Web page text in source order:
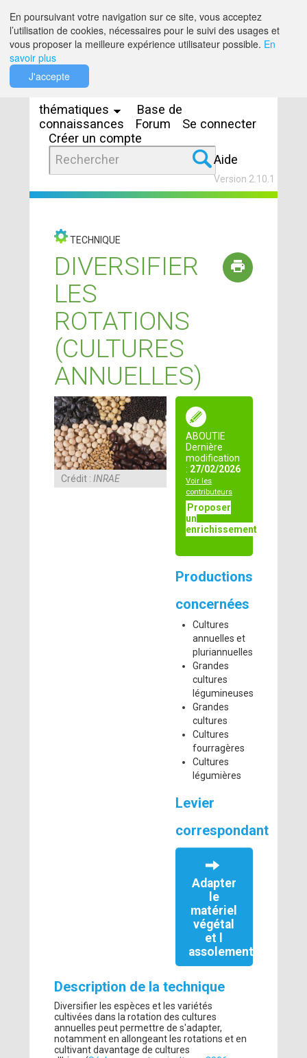
thématiques
Base de
connaissances
Forum
Se connecter
Créer un compte
Aide
Version 2.10.1
TECHNIQUE
DIVERSIFIER
LES
ROTATIONS
(CULTURES
ANNUELLES)
ABOUTIE
Dernière
modification
: 27/02/2026
Voir les
contributeurs
Proposer
un
enrichissement
Productions
concernées
Cultures
annuelles et
pluriannuelles
Grandes
cultures
légumineuses
Grandes
cultures
Cultures
fourragères
Cultures
légumières
Levier
correspondant
Adapter
le
matériel
végétal
et l
assolement
Crédit :INRAE
Description de la technique
Diversifier les espèces et les variétés
cultivées dans la rotation des cultures
annuelles peut permettre de s'adapter,
notamment en allongeant les rotations et en
cultivant davantage de cultures
En poursuivant votre navigation sur ce site, vous acceptez
l’utilisation de cookies, nécessaires pour le suivi des usages et
vous proposer la meilleure expérience utilisateur possible. En
savoir plus
J'accepte